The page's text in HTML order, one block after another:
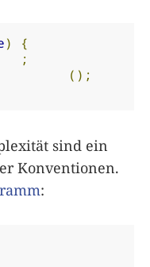
)
{
;
();
sind ein
Konventionen.
: